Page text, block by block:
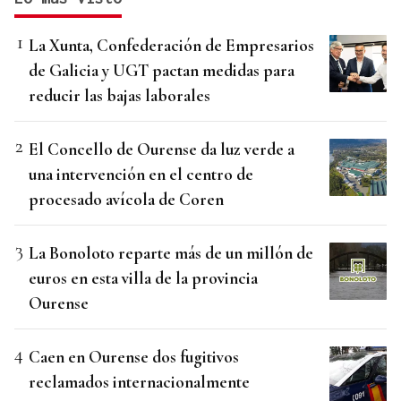
La Xunta, Confederación de Empresarios
de Galicia y UGT pactan medidas para
reducir las bajas laborales
El Concello de Ourense da luz verde a
una intervención en el centro de
procesado avícola de Coren
La Bonoloto reparte más de un millón de
euros en esta villa de la provincia
Ourense
Caen en Ourense dos fugitivos
reclamados internacionalmente